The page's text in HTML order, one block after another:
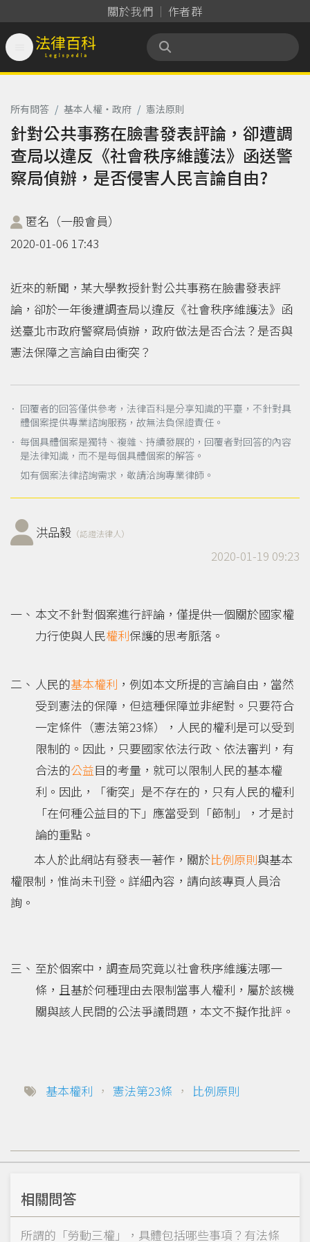
關於我們 作者群
法律百科 Legispedia
所有問答 / 基本人權‧政府 / 憲法原則
針對公共事務在臉書發表評論，卻遭調
查局以違反《社會秩序維護法》函送警
察局偵辦，是否侵害人民言論自由?
匿名（一般會員）
2020-01-06 17:43
近來的新聞，某大學教授針對公共事務在臉書發表評
論，卻於一年後遭調查局以違反《社會秩序維護法》函
送臺北市政府警察局偵辦，政府做法是否合法？是否與
憲法保障之言論自由衝突？
． 回覆者的回答僅供參考，法律百科是分享知識的平臺，不針對具
體個案提供專業諮詢服務，故無法負保證責任。
． 每個具體個案是獨特、複雜、持續發展的，回覆者對回答的內容
是法律知識，而不是每個具體個案的解答。
如有個案法律諮詢需求，敬請洽詢專業律師。
洪品毅 （認證法律人）
2020-01-19 09:23
本文不針對個案進行評論，僅提供一個關於國家權
力行使與人民權利保護的思考脈落。
人民的基本權利 ，例如本文所提的言論自由，當然
受到憲法的保障，但這種保障並非絕對。只要符合
一定條件（憲法第23條），人民的權利是可以受到
限制的。因此，只要國家依法行政、依法審判，有
合法的公益目的考量，就可以限制人民的基本權
利。因此，「衝突」是不存在的，只有人民的權利
「在何種公益目的下」應當受到「節制」，才是討
論的重點。
本人於此網站有發表一著作，關於比例原則與基本
權限制，惟尚未刊登。詳細內容，請向該專頁人員洽
詢。
至於個案中，調查局究竟以社會秩序維護法哪一
條，且基於何種理由去限制當事人權利，屬於該機
關與該人民間的公法爭議問題，本文不擬作批評。
基本權利 ， 憲法第23條 ， 比例原則
相關問答
所謂的「勞動三權」，具體包括哪些事項？有法條